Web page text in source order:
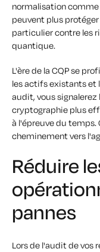
normalisation comme
peuvent plus
particulier contre les
quantique.
L'ère de la CQP se
les actifs existants et
audit, vous
cryptographie plus
à l'épreuve du
cheminement vers
Réduire
pannes
Lors de l'audit de vos